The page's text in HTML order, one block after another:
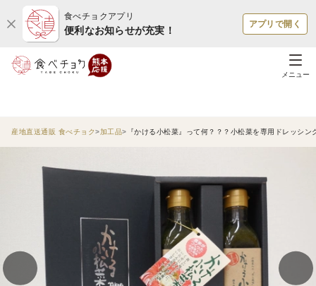
食べチョクアプリ
便利なお知らせが充実！
アプリで開く
メニュー
産地直送通販 食べチョク 加工品 『かける小松菜』って何？？？小松菜を専用ドレッシ